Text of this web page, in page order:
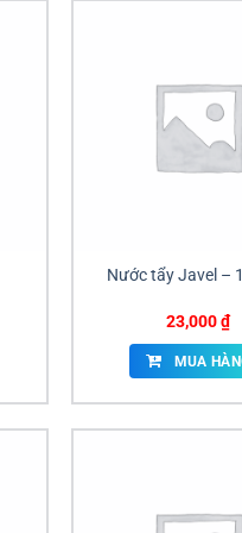
Nước tẩy Javel –
23,000₫
MUA